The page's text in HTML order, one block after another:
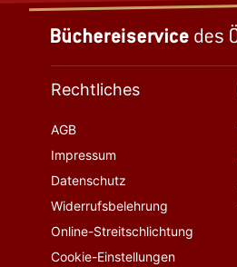
Rechtliches
AGB
Impressum
Datenschutz
Widerrufsbelehrung
Online-Streitschlichtung
Cookie-Einstellungen